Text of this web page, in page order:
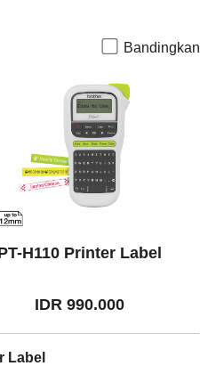
Bandingkan
H110 Printer Label
IDR 990.000
Label